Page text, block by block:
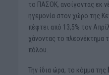
το ΠΑΣΟΚ, ανοίγοντας εκ
ηγεμονία στον χώρο της
πέφτει από 13,5% τον
χάνοντας το πλεονέκτημα
πόλου.
Την ίδια ώρα, το κόμμα της